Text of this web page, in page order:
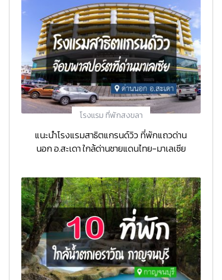
โรงแรม ที่พักสงขลา
แนะนำโรงแรมสาธิตแกรนด์วิว ที่พักแถวด่าน
นอก อ.สะเดา ใกล้ด่านชายแดนไทย-มาเลเซีย